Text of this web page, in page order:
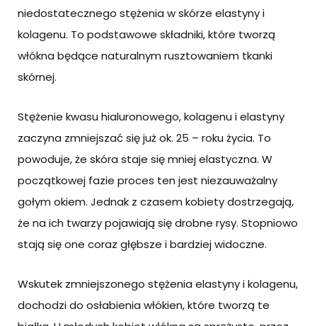
niedostatecznego stężenia w skórze elastyny i
kolagenu. To podstawowe składniki, które tworzą
włókna będące naturalnym rusztowaniem tkanki
skórnej.
Stężenie kwasu hialuronowego, kolagenu i elastyny
zaczyna zmniejszać się już ok. 25 – roku życia. To
powoduje, że skóra staje się mniej elastyczna. W
początkowej fazie proces ten jest niezauważalny
gołym okiem. Jednak z czasem kobiety dostrzegają,
że na ich twarzy pojawiają się drobne rysy. Stopniowo
stają się one coraz głębsze i bardziej widoczne.
Wskutek zmniejszonego stężenia elastyny i kolagenu,
dochodzi do osłabienia włókien, które tworzą te